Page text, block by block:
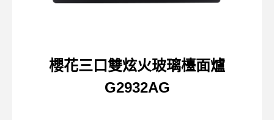
櫻花三口雙炫火玻璃檯面爐
G2932AG